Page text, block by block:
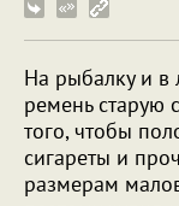
На рыбалку и в
ремень старую
того, чтобы
сигареты и
размерам